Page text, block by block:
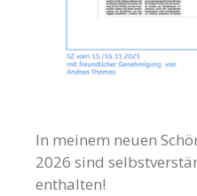
In meinem neuen
2026 sind
enthalten!